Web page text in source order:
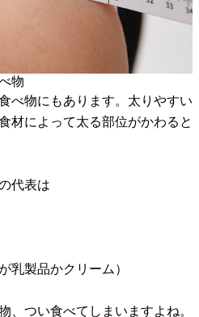
物
べ物にもあります。太りやすい
材によって太る部位がかわると
代表は
乳製品かクリーム）
、つい食べてしまいますよね。